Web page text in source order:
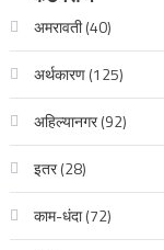
अमरावती(40)
अर्थकारण(125)
अहिल्यानगर(92)
इतर(28)
काम-धंदा(72)